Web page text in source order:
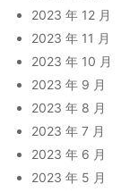
2023 年 12 月
2023 年 11 月
2023 年 10 月
2023 年 9 月
2023 年 8 月
2023 年 7 月
2023 年 6 月
2023 年 5 月